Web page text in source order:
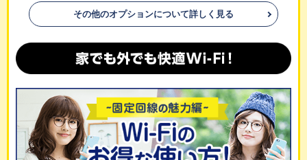
その他のオプションについて詳しく見る